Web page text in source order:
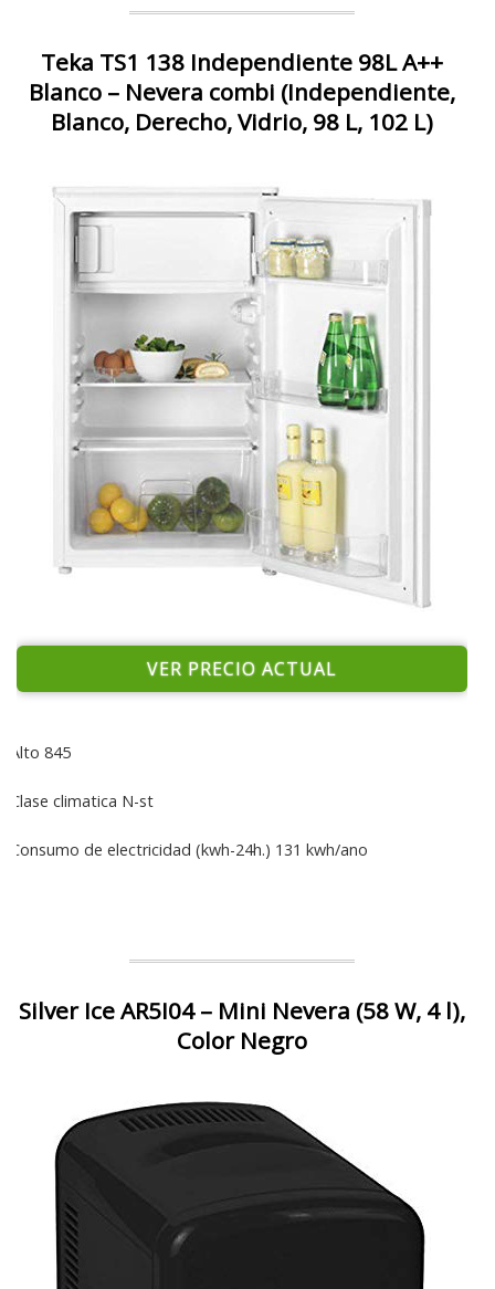
Teka TS1 138 Independiente 98L A++
Blanco – Nevera combi (Independiente,
Blanco, Derecho, Vidrio, 98 L, 102 L)
VER PRECIO ACTUAL
Alto 845
Clase climatica N-st
Consumo de electricidad (kwh-24h.) 131 kwh/ano
Silver Ice AR5I04 – Mini Nevera (58 W, 4 l),
Color Negro